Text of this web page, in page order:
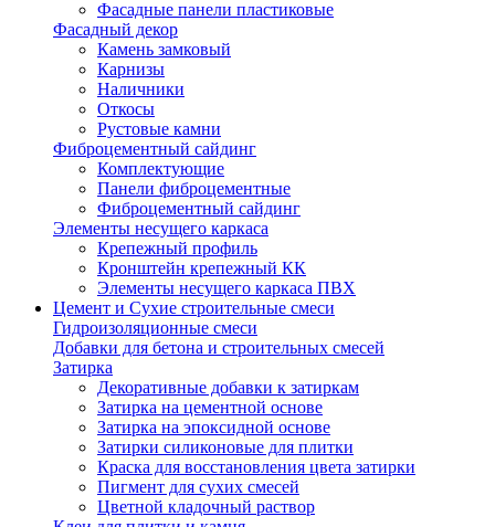
Фасадные панели пластиковые
Фасадный декор
Камень замковый
Карнизы
Наличники
Откосы
Рустовые камни
Фиброцементный сайдинг
Комплектующие
Панели фиброцементные
Фиброцементный сайдинг
Элементы несущего каркаса
Крепежный профиль
Кронштейн крепежный КК
Элементы несущего каркаса ПВХ
Цемент и Сухие строительные смеси
Гидроизоляционные смеси
Добавки для бетона и строительных смесей
Затирка
Декоративные добавки к затиркам
Затирка на цементной основе
Затирка на эпоксидной основе
Затирки силиконовые для плитки
Краска для восстановления цвета затирки
Пигмент для сухих смесей
Цветной кладочный раствор